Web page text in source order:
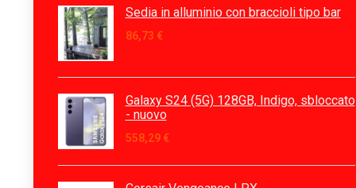
Sedia in alluminio con braccioli tipo bar
86,73 €
Galaxy S24 (5G) 128GB, Indigo, sbloccato
- nuovo
558,29 €